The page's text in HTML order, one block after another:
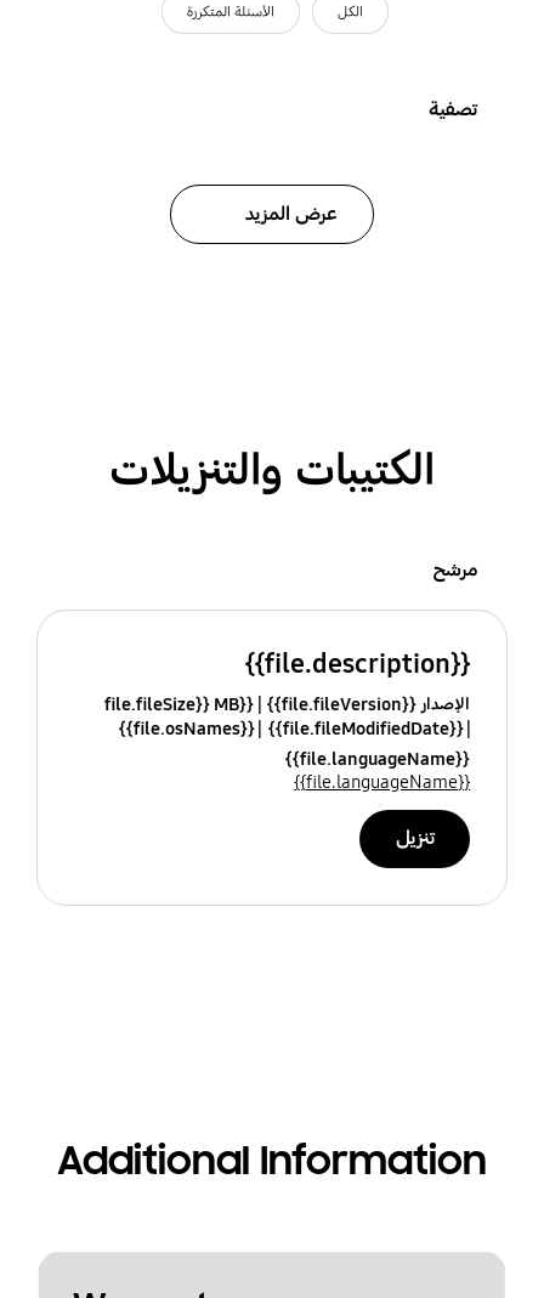
الكل الأسئلة المتكررة
تصفية
عرض المزيد
الكتيبات والتنزيلات
مرشح
{{file.description}}
الإصدار {{file.fileVersion}}
{{file.fileSize}} MB
{{file.fileModifiedDate}}
{{file.osNames}}
{{file.languageName}}
{{file.languageName}}
تنزيل
Additional Information